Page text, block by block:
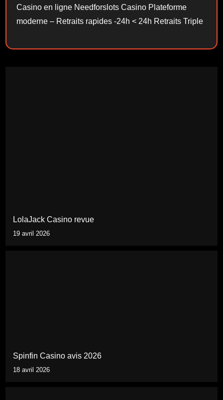
Casino en ligne Needforslots Casino Plateforme
moderne – Retraits rapides -24h < 24h Retraits Triple
LolaJack Casino revue
19 avril 2026
Spinfin Casino avis 2026
18 avril 2026